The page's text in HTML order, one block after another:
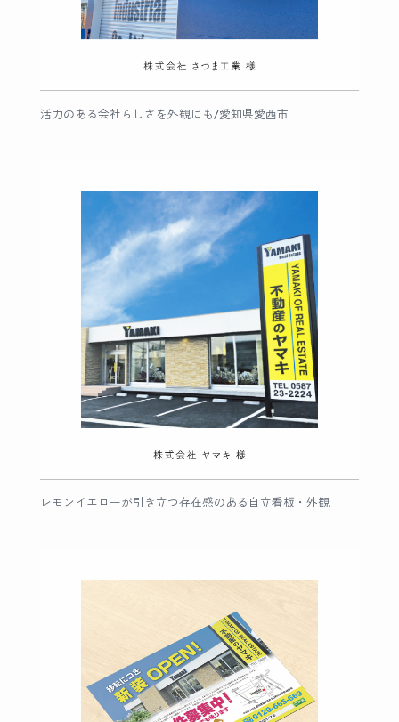
活力のある会社らしさを外観にも/愛知県愛西市
レモンイエローが引き立つ存在感のある自立看板・外観